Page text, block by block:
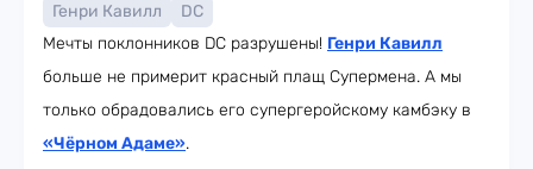
Генри Кавилл
DC
Мечты поклонников DC разрушены! Генри Кавилл
больше не примерит красный плащ Супермена. А мы
только обрадовались его супергеройскому камбэку в
«Чёрном Адаме».